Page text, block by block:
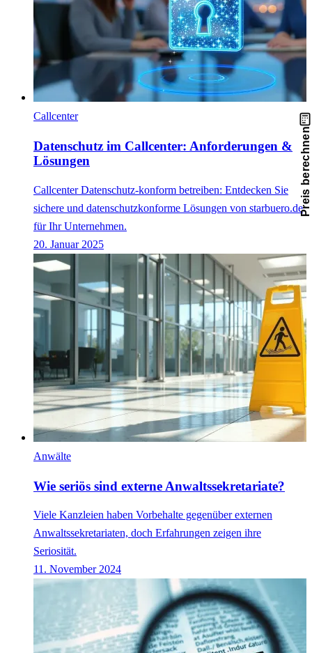
Callcenter
Datenschutz im Callcenter: Anforderungen &
Lösungen
Callcenter Datenschutz-konform betreiben: Entdecken Sie
sichere und datenschutzkonforme Lösungen von starbuero.de
für Ihr Unternehmen.
20. Januar 2025
Anwälte
Wie seriös sind externe Anwaltssekretariate?
Viele Kanzleien haben Vorbehalte gegenüber externen
Anwaltssekretariaten, doch Erfahrungen zeigen ihre
Seriosität.
11. November 2024
Preis berechnen